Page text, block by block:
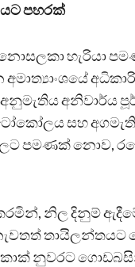
පහරක්
නොසලකා
අනිවාර්ය
සහ
පමණක් නොව,
නිල දිනුම්
තායිලන්තයට
නුවරට